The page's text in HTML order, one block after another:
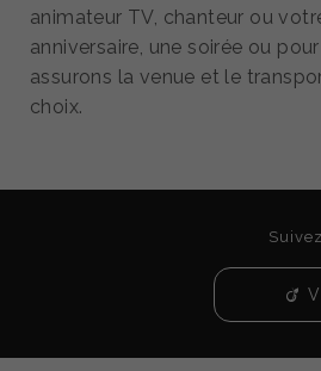
animateur TV, chanteur ou
anniversaire, une soirée ou
assurons la venue et le
choix.